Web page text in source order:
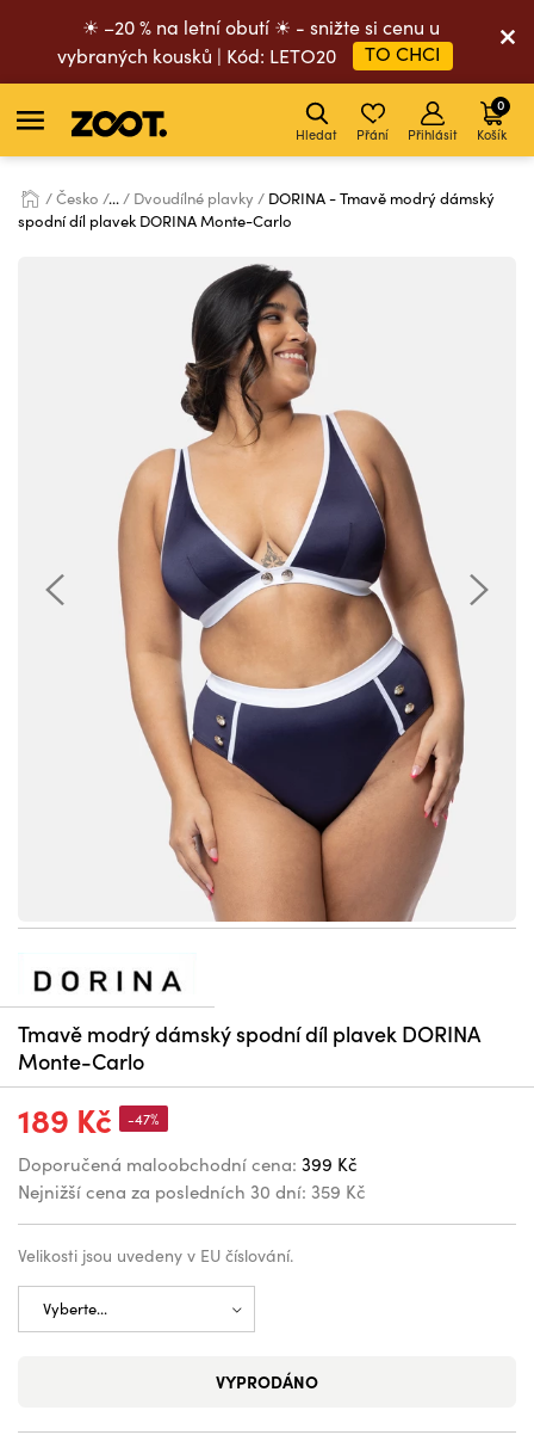
☀ –20 % na letní obutí ☀ - snižte si cenu u
vybraných kousků | Kód: LETO20
TO CHCI
Hledat Přání Přihlásit Košík
0
Česko ... Dvoudílné plavky
DORINA - Tmavě modrý dámský
spodní díl plavek DORINA Monte-Carlo
Tmavě modrý dámský spodní díl plavek DORINA
Monte-Carlo
189 Kč -47%
Doporučená maloobchodní cena: 399 Kč
Nejnižší cena za posledních 30 dní: 359 Kč
Velikosti jsou uvedeny v EU číslování.
VYPRODÁNO